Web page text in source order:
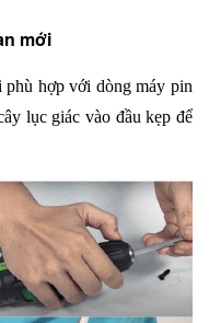
mới
phù hợp với dòng máy pin
lục giác vào đầu kẹp để